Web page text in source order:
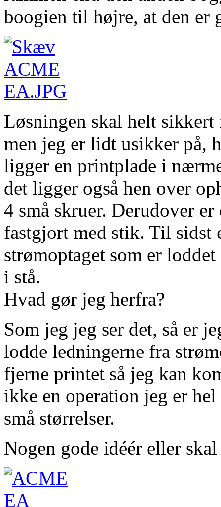
boogien til højre, at den er
Løsningen skal helt
men jeg er lidt usikker på,
ligger en printplade i
det ligger også hen over
4 små skruer. Derudover
fastgjort med stik. Til sidst
strømoptaget som er
i stå.
Hvad gør jeg herfra?
Som jeg jeg ser det, så er
lodde ledningerne fra
fjerne printet så jeg kan
ikke en operation jeg er
små størrelser.
Nogen gode idéér eller